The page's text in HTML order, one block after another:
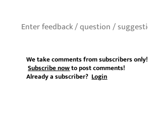
We take comments from subscribers only!
Subscribe nowto post comments!
Already a subscriber?Login